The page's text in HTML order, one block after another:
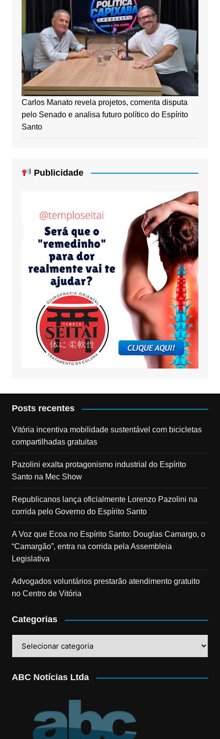
Carlos Manato revela projetos, comenta disputa
pelo Senado e analisa futuro político do Espírito
Santo
Publicidade
Posts recentes
Vitória incentiva mobilidade sustentável com bicicletas
compartilhadas gratuitas
Pazolini exalta protagonismo industrial do Espírito
Santo na Mec Show
Republicanos lança oficialmente Lorenzo Pazolini na
corrida pelo Governo do Espírito Santo
A Voz que Ecoa no Espírito Santo: Douglas Camargo, o
“Camargão”, entra na corrida pela Assembleia
Legislativa
Advogados voluntários prestarão atendimento gratuito
no Centro de Vitória
Categorias
ABC Notícias Ltda